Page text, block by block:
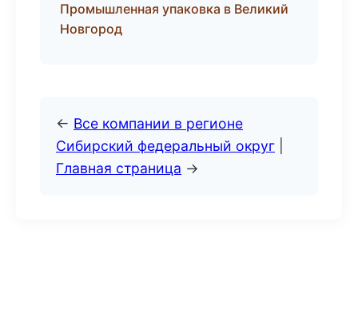
Промышленная упаковка в Великий
Новгород
← Все компании в регионе
Сибирский федеральный округ
Главная страница →